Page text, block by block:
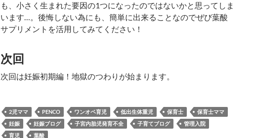
も、小さく生まれた要因の1つになったのではないかと思ってしま
います…。後悔しない為にも、簡単に出来ることなのでぜび葉酸
サプリメントを活用してみてください！
次回
次回は妊娠初期編！地獄のつわりが始まります。
2児ママ PENCO ワンオペ育児 低出生体重児 保育士
保育士ママ
妊娠
妊娠ブログ 子宮内胎児発育不全 子育てブログ
管理入院
育児
葉酸